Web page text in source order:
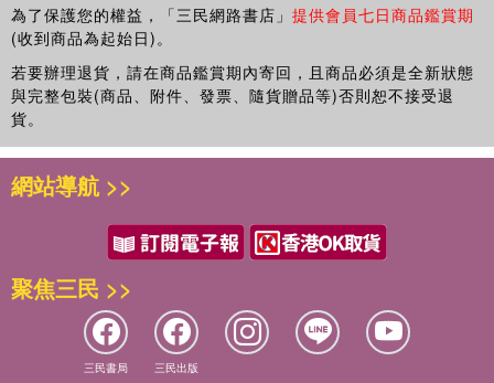
為了保護您的權益，「三民網路書店」 提供會員七日商品鑑賞期
(收到商品為起始日)。
若要辦理退貨，請在商品鑑賞期內寄回，且商品必須是全新狀態
與完整包裝(商品、附件、發票、隨貨贈品等)否則恕不接受退
貨。
網站導航 >>
聚焦三民 >>
三民書局 三民出版